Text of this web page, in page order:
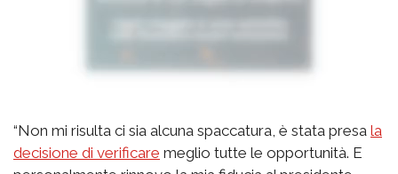
“Non mi risulta ci sia alcuna spaccatura, è stata presa la
decisione di verificare meglio tutte le opportunità. E